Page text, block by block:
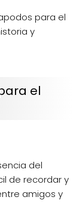
para el
y
el
del
de recordar y
amigos y